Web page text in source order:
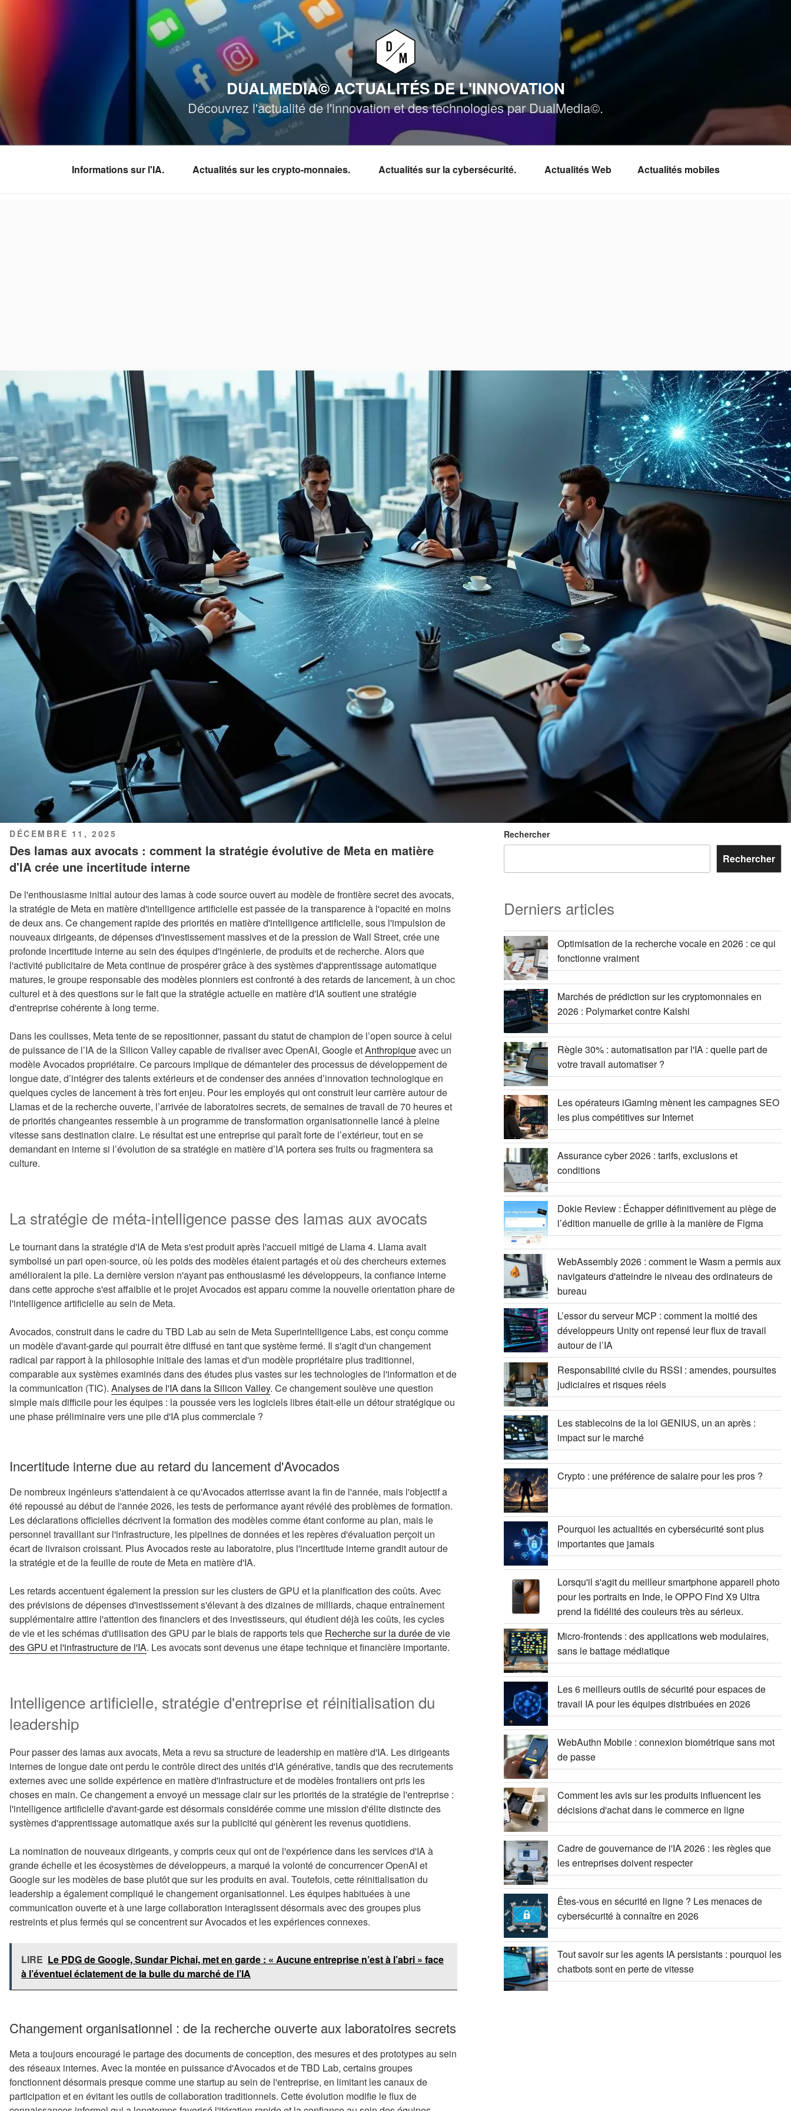
DUALMEDIA© ACTUALITÉS DE L'INNOVATION
Découvrez l'actualité de l'innovation et des technologies par DualMedia©.
Informations sur l'IA. Actualités sur les crypto-monnaies. Actualités sur la cybersécurité. Actualités Web Actualités mobiles
PUBLIÉ
LE
DÉCEMBRE 11, 2025
Des lamas aux avocats : comment la stratégie évolutive de Meta en matière
d'IA crée une incertitude interne
De l'enthousiasme initial autour des lamas à code source ouvert au modèle de frontière secret des avocats,
la stratégie de Meta en matière d'intelligence artificielle est passée de la transparence à l'opacité en moins
de deux ans. Ce changement rapide des priorités en matière d'intelligence artificielle, sous l'impulsion de
nouveaux dirigeants, de dépenses d'investissement massives et de la pression de Wall Street, crée une
profonde incertitude interne au sein des équipes d'ingénierie, de produits et de recherche. Alors que
l'activité publicitaire de Meta continue de prospérer grâce à des systèmes d'apprentissage automatique
matures, le groupe responsable des modèles pionniers est confronté à des retards de lancement, à un choc
culturel et à des questions sur le fait que la stratégie actuelle en matière d'IA soutient une stratégie
d'entreprise cohérente à long terme.
Dans les coulisses, Meta tente de se repositionner, passant du statut de champion de l’open source à celui
de puissance de l’IA de la Silicon Valley capable de rivaliser avec OpenAI, Google etAnthropiqueavec un
modèle Avocados propriétaire. Ce parcours implique de démanteler des processus de développement de
longue date, d’intégrer des talents extérieurs et de condenser des années d’innovation technologique en
quelques cycles de lancement à très fort enjeu. Pour les employés qui ont construit leur carrière autour de
Llamas et de la recherche ouverte, l’arrivée de laboratoires secrets, de semaines de travail de 70 heures et
de priorités changeantes ressemble à un programme de transformation organisationnelle lancé à pleine
vitesse sans destination claire. Le résultat est une entreprise qui paraît forte de l’extérieur, tout en se
demandant en interne si l’évolution de sa stratégie en matière d’IA portera ses fruits ou fragmentera sa
culture.
La stratégie de méta-intelligence passe des lamas aux avocats
Le tournant dans la stratégie d'IA de Meta s'est produit après l'accueil mitigé de Llama 4. Llama avait
symbolisé un pari open-source, où les poids des modèles étaient partagés et où des chercheurs externes
amélioraient la pile. La dernière version n'ayant pas enthousiasmé les développeurs, la confiance interne
dans cette approche s'est affaiblie et le projet Avocados est apparu comme la nouvelle orientation phare de
l'intelligence artificielle au sein de Meta.
Avocados, construit dans le cadre du TBD Lab au sein de Meta Superintelligence Labs, est conçu comme
un modèle d'avant-garde qui pourrait être diffusé en tant que système fermé. Il s'agit d'un changement
radical par rapport à la philosophie initiale des lamas et d'un modèle propriétaire plus traditionnel,
comparable aux systèmes examinés dans des études plus vastes sur les technologies de l'information et de
la communication (TIC). Analyses de l'IA dans la Silicon Valley. Ce changement soulève une question
simple mais difficile pour les équipes : la poussée vers les logiciels libres était-elle un détour stratégique ou
une phase préliminaire vers une pile d'IA plus commerciale ?
Incertitude interne due au retard du lancement d'Avocados
De nombreux ingénieurs s'attendaient à ce qu'Avocados atterrisse avant la fin de l'année, mais l'objectif a
été repoussé au début de l'année 2026, les tests de performance ayant révélé des problèmes de formation.
Les déclarations officielles décrivent la formation des modèles comme étant conforme au plan, mais le
personnel travaillant sur l'infrastructure, les pipelines de données et les repères d'évaluation perçoit un
écart de livraison croissant. Plus Avocados reste au laboratoire, plus l'incertitude interne grandit autour de
la stratégie et de la feuille de route de Meta en matière d'IA.
Les retards accentuent également la pression sur les clusters de GPU et la planification des coûts. Avec
des prévisions de dépenses d'investissement s'élevant à des dizaines de milliards, chaque entraînement
supplémentaire attire l'attention des financiers et des investisseurs, qui étudient déjà les coûts, les cycles
de vie et les schémas d'utilisation des GPU par le biais de rapports tels que Recherche sur la durée de vie
des GPU et l'infrastructure de l'IA. Les avocats sont devenus une étape technique et financière importante.
Intelligence artificielle, stratégie d'entreprise et réinitialisation du
leadership
Pour passer des lamas aux avocats, Meta a revu sa structure de leadership en matière d'IA. Les dirigeants
internes de longue date ont perdu le contrôle direct des unités d'IA générative, tandis que des recrutements
externes avec une solide expérience en matière d'infrastructure et de modèles frontaliers ont pris les
choses en main. Ce changement a envoyé un message clair sur les priorités de la stratégie de l'entreprise :
l'intelligence artificielle d'avant-garde est désormais considérée comme une mission d'élite distincte des
systèmes d'apprentissage automatique axés sur la publicité qui génèrent les revenus quotidiens.
La nomination de nouveaux dirigeants, y compris ceux qui ont de l'expérience dans les services d'IA à
grande échelle et les écosystèmes de développeurs, a marqué la volonté de concurrencer OpenAI et
Google sur les modèles de base plutôt que sur les produits en aval. Toutefois, cette réinitialisation du
leadership a également compliqué le changement organisationnel. Les équipes habituées à une
communication ouverte et à une large collaboration interagissent désormais avec des groupes plus
restreints et plus fermés qui se concentrent sur Avocados et les expériences connexes.
LIRE Le PDG de Google, Sundar Pichai, met en garde : « Aucune entreprise n’est à l’abri » face
à l’éventuel éclatement de la bulle du marché de l’IA
Changement organisationnel : de la recherche ouverte aux laboratoires secrets
Meta a toujours encouragé le partage des documents de conception, des mesures et des prototypes au sein
des réseaux internes. Avec la montée en puissance d'Avocados et de TBD Lab, certains groupes
fonctionnent désormais presque comme une startup au sein de l'entreprise, en limitant les canaux de
participation et en évitant les outils de collaboration traditionnels. Cette évolution modifie le flux de
Rechercher
Rechercher
Derniers articles
Optimisation de la recherche vocale en 2026 : ce qui
fonctionne vraiment
Marchés de prédiction sur les cryptomonnaies en
2026 : Polymarket contre Kalshi
Règle 30% : automatisation par l'IA : quelle part de
votre travail automatiser ?
Les opérateurs iGaming mènent les campagnes SEO
les plus compétitives sur Internet
Assurance cyber 2026 : tarifs, exclusions et
conditions
Dokie Review : Échapper définitivement au piège de
l’édition manuelle de grille à la manière de Figma
WebAssembly 2026 : comment le Wasm a permis aux
navigateurs d'atteindre le niveau des ordinateurs de
bureau
L’essor du serveur MCP : comment la moitié des
développeurs Unity ont repensé leur flux de travail
autour de l’IA
Responsabilité civile du RSSI : amendes, poursuites
judiciaires et risques réels
Les stablecoins de la loi GENIUS, un an après :
impact sur le marché
Crypto : une préférence de salaire pour les pros ?
Pourquoi les actualités en cybersécurité sont plus
importantes que jamais
Lorsqu'il s'agit du meilleur smartphone appareil photo
pour les portraits en Inde, le OPPO Find X9 Ultra
prend la fidélité des couleurs très au sérieux.
Micro-frontends : des applications web modulaires,
sans le battage médiatique
Les 6 meilleurs outils de sécurité pour espaces de
travail IA pour les équipes distribuées en 2026
WebAuthn Mobile : connexion biométrique sans mot
de passe
Comment les avis sur les produits influencent les
décisions d'achat dans le commerce en ligne
Cadre de gouvernance de l'IA 2026 : les règles que
les entreprises doivent respecter
Êtes-vous en sécurité en ligne ? Les menaces de
cybersécurité à connaître en 2026
Tout savoir sur les agents IA persistants : pourquoi les
chatbots sont en perte de vitesse